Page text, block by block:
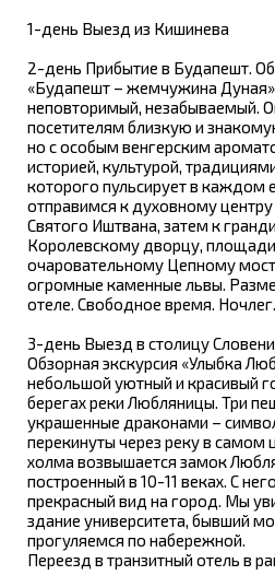
1-день Выезд из Кишинева
2-день Прибытие в Будапешт.
«Будапешт – жемчужина
неповторимый, незабываемый.
посетителям близкую и
но с особым венгерским
историей, культурой,
которого пульсирует в каждом
отправимся к духовному
Святого Иштвана, затем к
Королевскому дворцу, площади
очаровательному Цепному
огромные каменные львы.
отеле. Свободное время. Ночлег.
3-день Выезд в столицу
Обзорная экскурсия «Улыбка
небольшой уютный и красивый
берегах реки Любляницы. Три
украшенные драконами –
перекинуты через реку в самом
холма возвышается замок
построенный в 10-11 веках. С
прекрасный вид на город. Мы
здание университета, бывший
прогуляемся по набережной.
Переезд в транзитный отель в